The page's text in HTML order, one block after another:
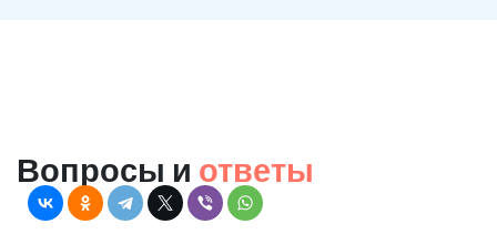
Вопросы и ответы